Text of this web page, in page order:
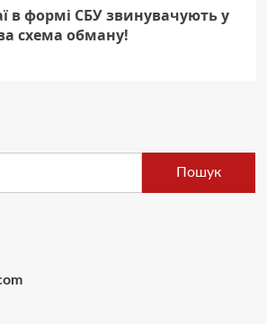
в формі СБУ звинувачують у
схема обману!
Пошук